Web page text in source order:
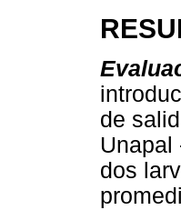
de
Unapal
dos